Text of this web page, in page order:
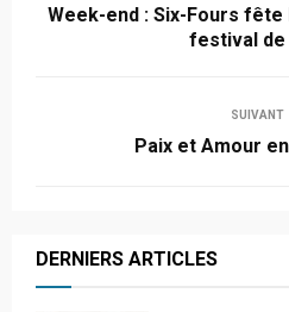
Week-end : Six-Fours fête
festival
SUIVANT
Paix et Amour
DERNIERS ARTICLES